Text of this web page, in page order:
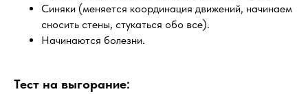
Синяки (меняется координация движений, начинаем
сносить стены, стукаться обо все).
Начинаются болезни.
Тест на выгорание: